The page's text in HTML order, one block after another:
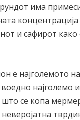
има
и сафирот
е најголемото
најголемо
се копа